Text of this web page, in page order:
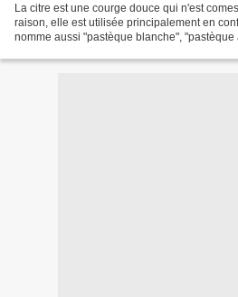
La citre est une courge douce qui n'est
raison, elle est utilisée principalement en
nomme aussi "pastèque blanche", "pastèque